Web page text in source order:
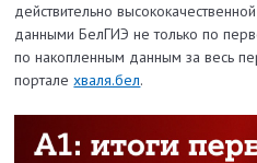
действительно
данными БелГИЭ не только по
по накопленным данным за весь
порталехваля.бел.